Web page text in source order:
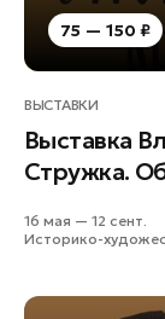
75 — 150 ₽
ВЫСТАВКИ
Выставка
Стружка.
16 мая — 12 сент.
Историко-